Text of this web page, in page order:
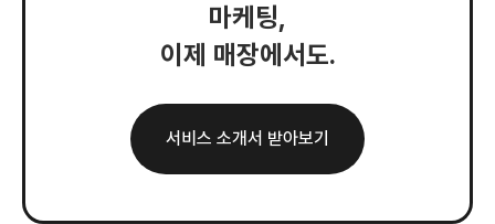
마케팅,
이제 매장에서도.
서비스 소개서 받아보기